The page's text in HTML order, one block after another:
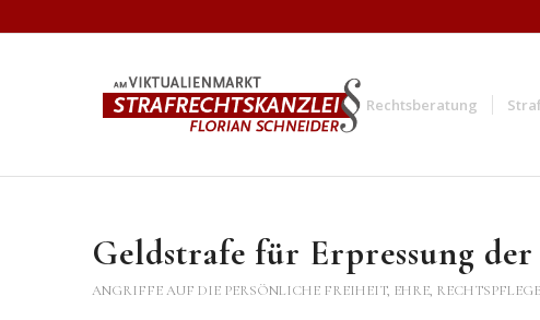
Rechtsberatung
Geldstrafe für Erpressung
ANGRIFFE AUF DIE PERSÖNLICHE FREIHEIT, EHRE,